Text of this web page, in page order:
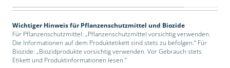
Wichtiger Hinweis für Pflanzenschutzmittel und Biozide
Für Pflanzenschutzmittel: „Pflanzenschutzmittel vorsichtig verwenden.
Die Informationen auf dem Produktetikett sind stets zu befolgen.“ Für
Biozide: „Biozidprodukte vorsichtig verwenden. Vor Gebrauch stets
Etikett und Produktinformationen lesen.“